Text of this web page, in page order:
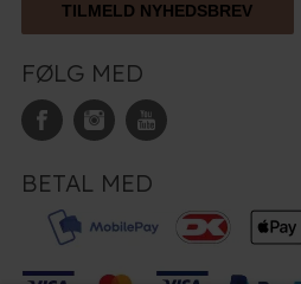
TILMELD NYHEDSBREV
FØLG MED
BETAL MED